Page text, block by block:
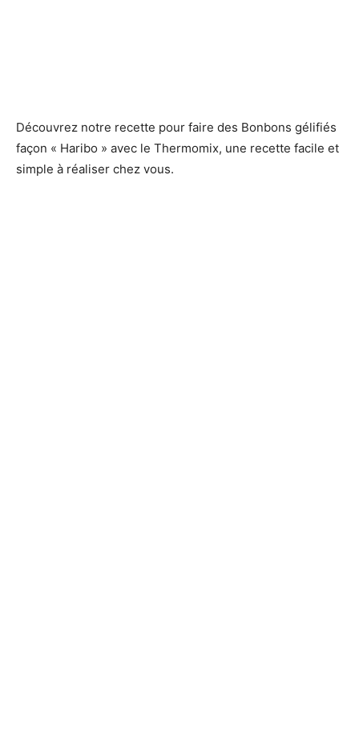
Découvrez notre recette pour faire des Bonbons gélifiés
façon « Haribo » avec le Thermomix, une recette facile et
simple à réaliser chez vous.